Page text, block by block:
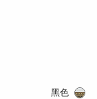
黑色